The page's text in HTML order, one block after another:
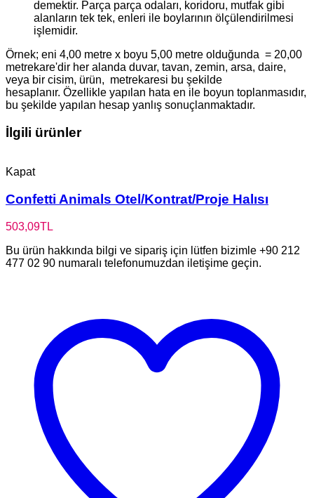
demektir. Parça parça odaları, koridoru, mutfak gibi
alanların tek tek, enleri ile boylarının ölçülendirilmesi
işlemidir.
Örnek; eni 4,00 metre x boyu 5,00 metre olduğunda = 20,00
metrekare'dir her alanda duvar, tavan, zemin, arsa, daire,
veya bir cisim, ürün, metrekaresi bu şekilde
hesaplanır. Özellikle yapılan hata en ile boyun toplanmasıdır,
bu şekilde yapılan hesap yanlış sonuçlanmaktadır.
İlgili ürünler
Kapat
Confetti Animals Otel/Kontrat/Proje Halısı
503,09TL
Bu ürün hakkında bilgi ve sipariş için lütfen bizimle +90 212
477 02 90 numaralı telefonumuzdan iletişime geçin.